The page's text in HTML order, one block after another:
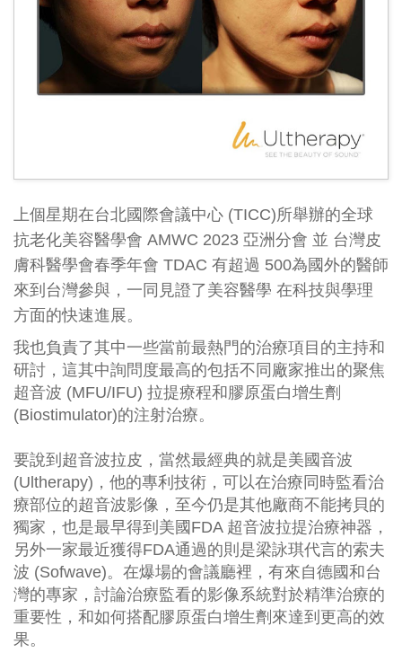
上個星期在台北國際會議中心 (TICC)所舉辦的全球
抗老化美容醫學會 AMWC 2023 亞洲分會 並 台灣皮
膚科醫學會春季年會 TDAC 有超過 500為國外的醫師
來到台灣參與，一同見證了美容醫學 在科技與學理
方面的快速進展。
我也負責了其中一些當前最熱門的治療項目的主持和
研討，這其中詢問度最高的包括不同廠家推出的聚焦
超音波 (MFU/IFU) 拉提療程和膠原蛋白增生劑
(Biostimulator)的注射治療。
要說到超音波拉皮，當然最經典的就是美國音波
(Ultherapy)，他的專利技術，可以在治療同時監看治
療部位的超音波影像，至今仍是其他廠商不能拷貝的
獨家，也是最早得到美國 FDA超音波拉提治療神器，
另外一家最近獲得FDA通過的則是梁詠琪代言的索夫
波 (Sofwave)。在爆場的會議廳裡，有來自德國和台
灣的專家，討論治療監看的影像系統對於精準治療的
重要性，和如何搭配膠原蛋白增生劑來達到更高的效
果。